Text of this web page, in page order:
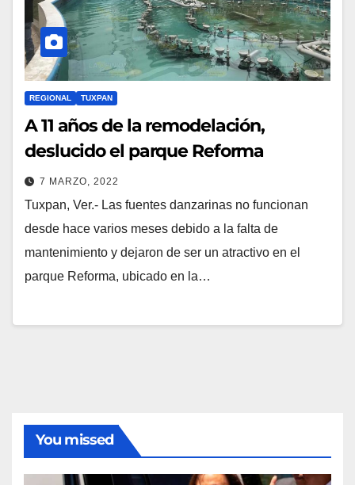
REGIONAL TUXPAN
A 11 años de la remodelación,
deslucido el parque Reforma
7 MARZO, 2022
Tuxpan, Ver.- Las fuentes danzarinas no funcionan
desde hace varios meses debido a la falta de
mantenimiento y dejaron de ser un atractivo en el
parque Reforma, ubicado en la…
You missed